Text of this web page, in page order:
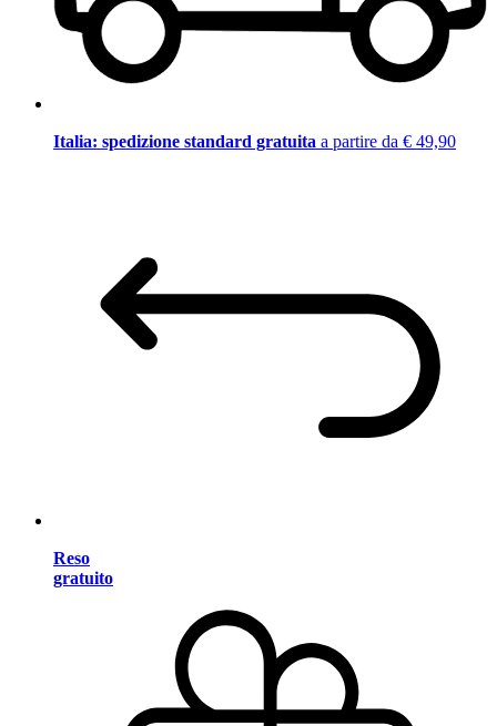
Italia: spedizione standard gratuita a partire da € 49,90
Reso
gratuito